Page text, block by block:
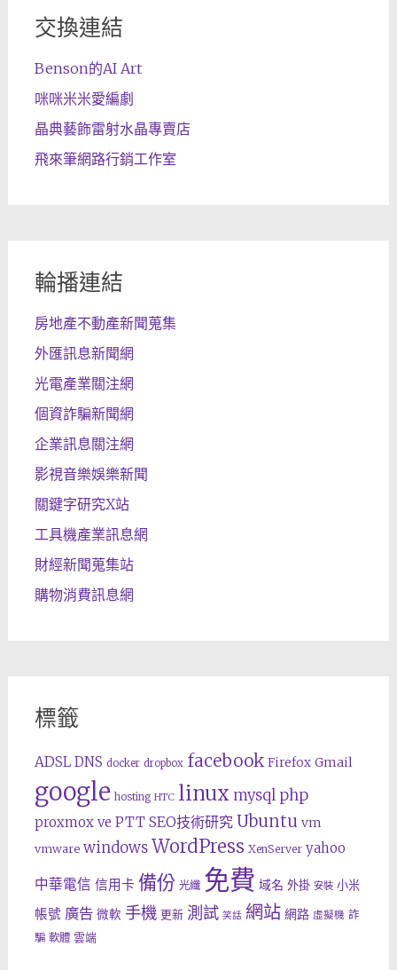
交換連結
Benson的AI Art
咪咪米米愛編劇
晶典藝飾雷射水晶專賣店
飛來筆網路行銷工作室
輪播連結
房地產不動產新聞蒐集
外匯訊息新聞網
光電產業關注網
個資詐騙新聞網
企業訊息關注網
影視音樂娛樂新聞
關鍵字研究X站
工具機產業訊息網
財經新聞蒐集站
購物消費訊息網
標籤
ADSL DNS docker dropbox facebook Firefox Gmail
google hosting HTC linux mysql php
proxmox ve PTT SEO技術研究 Ubuntu vm
vmware windows WordPress XenServer yahoo
中華電信 信用卡 備份 光纖 免費 域名 外掛 安裝 小米
帳號 廣告 微軟 手機 更新 測試 笑話 網站 網路 虛擬機 詐
騙 軟體 雲端